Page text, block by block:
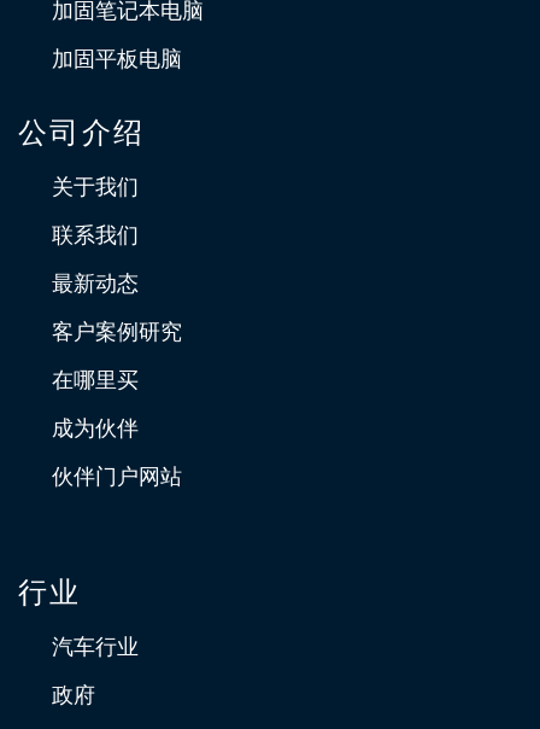
加固笔记本电脑
加固平板电脑
公司介绍
关于我们
联系我们
最新动态
客户案例研究
在哪里买
成为伙伴
伙伴门户网站
行业
汽车行业
政府